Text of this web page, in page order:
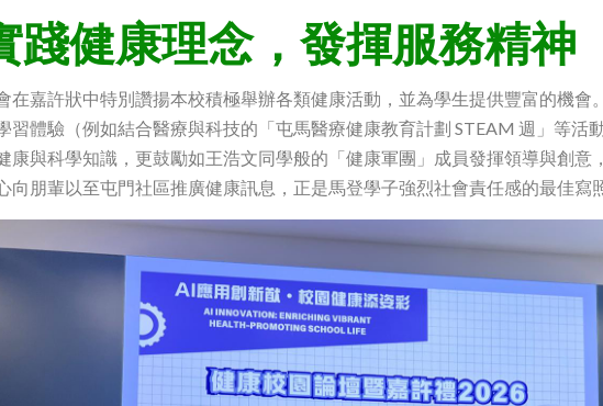
踐健康理念，發揮服務精神
在嘉許狀中特別讚揚本校積極舉辦各類健康活動，並為學生提供豐富的機會
習體驗（例如結合醫療與科技的「屯馬醫療健康教育計劃 STEAM 週」等活
康與科學知識，更鼓勵如王浩文同學般的「健康軍團」成員發揮領導與創意
向朋輩以至屯門社區推廣健康訊息，正是馬登學子強烈社會責任感的最佳寫照